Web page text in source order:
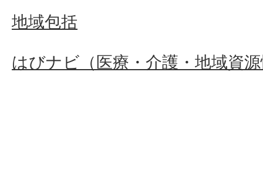
地域包括
はびナビ（医療・介護・地域資